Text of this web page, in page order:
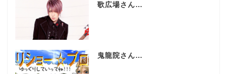
歌広場さん…
鬼龍院さん…